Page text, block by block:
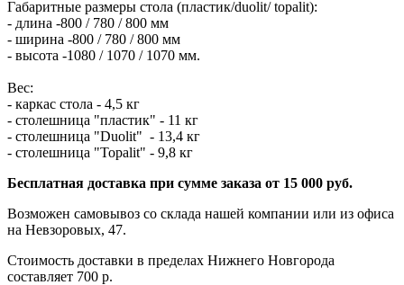
Габаритные размеры стола (пластик/duolit/ topalit):
- длина -800 / 780 / 800 мм
- ширина -800 / 780 / 800 мм
- высота -1080 / 1070 / 1070 мм.
Вес:
- каркас стола - 4,5 кг
- столешница "пластик" - 11 кг
- столешница "Duolit" - 13,4 кг
- столешница "Topalit" - 9,8 кг
Бесплатная доставка при сумме заказа от 15 000 руб.
Возможен самовывоз со склада нашей компании или из офиса
на Невзоровых, 47.
Стоимость доставки в пределах Нижнего Новгорода
составляет 700 р.